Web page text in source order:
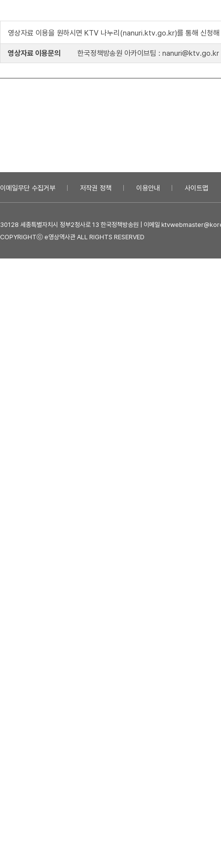
영상자료 이용을 원하시면 KTV 나누리(nanuri.ktv.go.kr)를 통해 신청해
영상자료 이용문의 한국정책방송원 아카이브팀 : nanuri@ktv.go.kr
이메일무단 수집거부 저작권 정책 이용안내 사이트맵
30128 세종특별자치시 정부2청사로 13 한국정책방송원 | 이메일
COPYRIGHTⓒ e영상역사관 ALL RIGHTS RESERVED